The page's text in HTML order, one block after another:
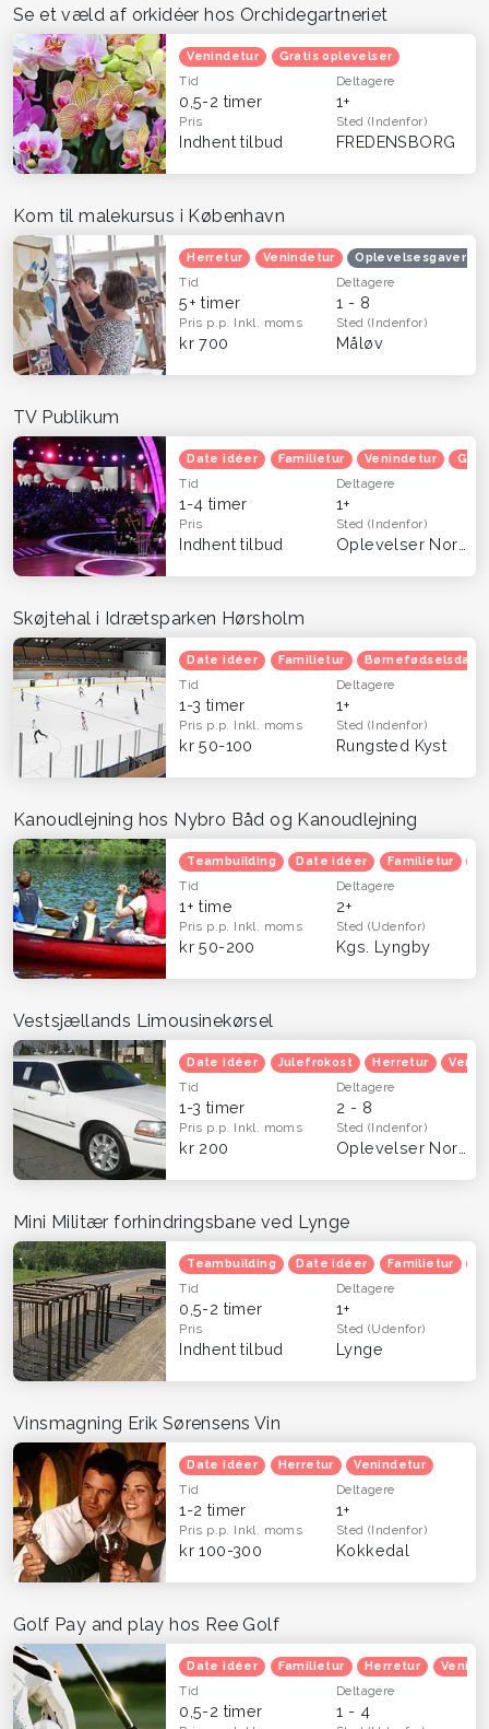
Se et væld af orkidéer hos Orchidegartneriet
Venindetur Gratis oplevelser
Tid
0,5-2 timer
Deltagere
1+
Pris
Indhent tilbud
Sted(Indenfor)
FREDENSBORG
Kom til malekursus i København
Herretur Venindetur Oplevelsesgaver til
Tid
5+ timer
Deltagere
1 - 8
Pris p.p. Inkl. moms
kr 700
Sted(Indenfor)
Måløv
TV Publikum
Date idéer Familietur Venindetur
Tid
1-4 timer
Deltagere
1+
Pris
Indhent tilbud
Sted(Indenfor)
Skøjtehal i Idrætsparken Hørsholm
Date idéer Familietur Børnefødselsdag
Tid
1-3 timer
Deltagere
1+
Pris p.p. Inkl. moms
kr 50-100
Sted(Indenfor)
Rungsted Kyst
Kanoudlejning hos Nybro Båd og Kanoudlejning
Teambuilding Date idéer Familietur
Tid
1+ time
Deltagere
2+
Pris p.p. Inkl. moms
kr 50-200
Sted(Udenfor)
Kgs. Lyngby
Vestsjællands Limousinekørsel
Date idéer Julefrokost Herretur
Tid
1-3 timer
Deltagere
2 - 8
Pris p.p. Inkl. moms
kr 200
Sted(Indenfor)
Mini Militær forhindringsbane ved Lynge
Teambuilding Date idéer Familietur
Tid
0,5-2 timer
Deltagere
1+
Pris
Indhent tilbud
Sted(Udenfor)
Lynge
Vinsmagning Erik Sørensens Vin
Date idéer Herretur Venindetur
Tid
1-2 timer
Deltagere
1+
Pris p.p. Inkl. moms
kr 100-300
Sted(Indenfor)
Kokkedal
Golf Pay and play hos Ree Golf
Date idéer Familietur Herretur
Tid
0,5-2 timer
Deltagere
1 - 4